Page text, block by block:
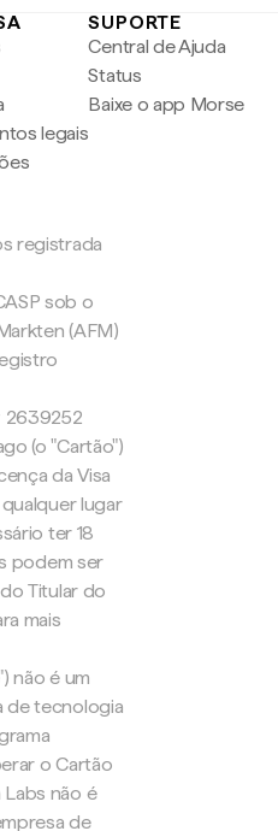
legais
SUPORTE
Central de Ajuda
Status
Baixe o app Morse
registrada
sob o
(AFM)
2639252
(o "Cartão")
da Visa
lugar
ter 18
podem ser
Titular do
mais
não é um
de tecnologia
o Cartão
Labs não é
de